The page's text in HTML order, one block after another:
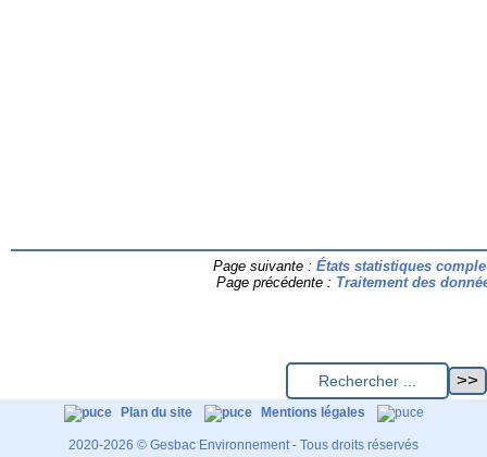
Page suivante : États statistiques
Page précédente : Traitement des
Plan du site Mentions légales
2020-2026 © Gesbac Environnement - Tous droits réservés